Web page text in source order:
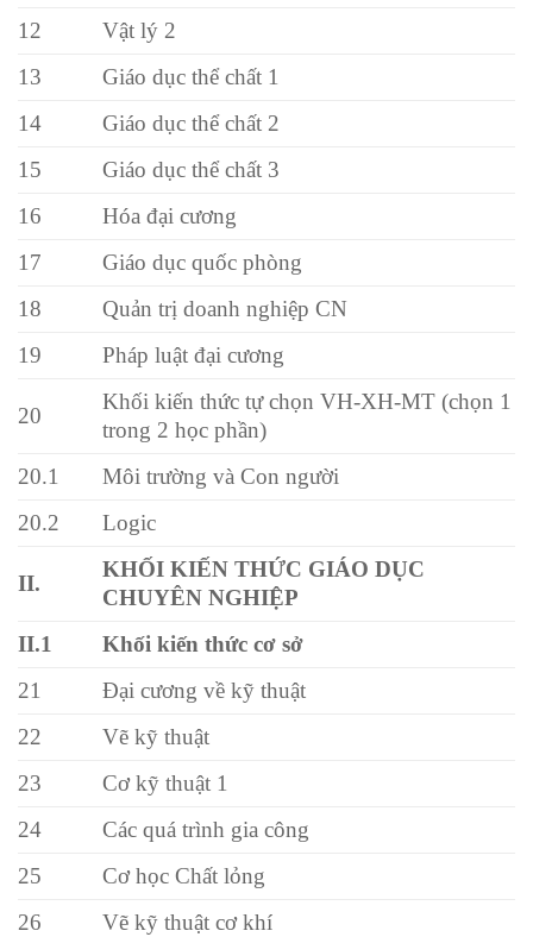
12
Vật lý 2
13
Giáo dục thể chất 1
14
Giáo dục thể chất 2
15
Giáo dục thể chất 3
16
Hóa đại cương
17
Giáo dục quốc phòng
18
Quản trị doanh nghiệp CN
19
Pháp luật đại cương
20
Khối kiến thức tự chọn VH-XH-MT (chọn 1
trong 2 học phần)
20.1
Môi trường và Con người
20.2
Logic
II.
KHỐI KIẾN THỨC GIÁO DỤC
CHUYÊN NGHIỆP
II.1
Khối kiến thức cơ sở
21
Đại cương về kỹ thuật
22
Vẽ kỹ thuật
23
Cơ kỹ thuật 1
24
Các quá trình gia công
25
Cơ học Chất lỏng
26
Vẽ kỹ thuật cơ khí